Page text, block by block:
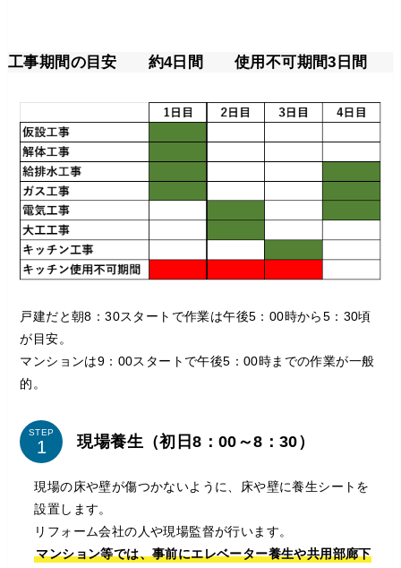
工事期間の目安 約4日間 使用不可期間3日間
戸建だと朝8：30スタートで作業は午後5：00時から5：30頃
が目安。
マンションは9：00スタートで午後5：00時までの作業が一般
的。
STEP
現場養生（初日8：00～8：30）
現場の床や壁が傷つかないように、床や壁に養生シートを
設置します。
リフォーム会社の人や現場監督が行います。
マンション等では、事前にエレベーター養生や共用部廊下